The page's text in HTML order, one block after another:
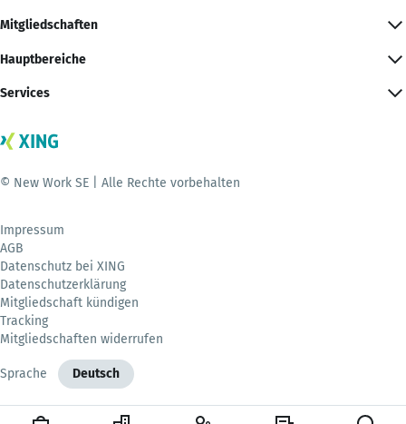
Mitgliedschaften
Hauptbereiche
Services
© New Work SE | Alle Rechte vorbehalten
Impressum
AGB
Datenschutz bei XING
Datenschutzerklärung
Mitgliedschaft kündigen
Tracking
Mitgliedschaften widerrufen
Sprache Deutsch